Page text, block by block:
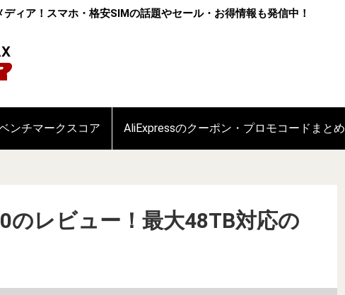
ィア！スマホ・格安SIMの話題やセール・お得情報も発信中！
ンチマークスコア AliExpressのクーポン・プロモコードまとめ
のレビュー！最大48TB対応の